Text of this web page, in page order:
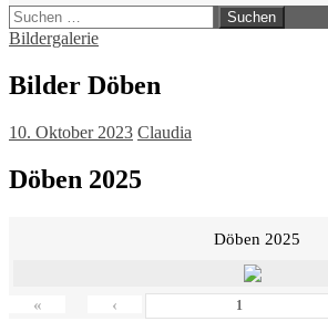
Suchen
nach:
Bildergalerie
Bilder Döben
10. Oktober 2023 Claudia
Döben 2025
Döben 2025
« ‹